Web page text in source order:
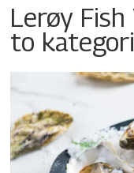
Lerøy Fish
to